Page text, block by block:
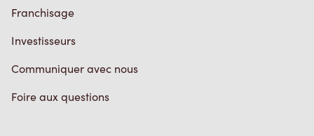
Franchisage
Investisseurs
Communiquer avec nous
Foire aux questions